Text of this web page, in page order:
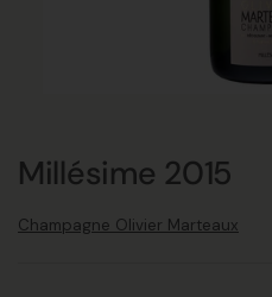
Millésime 2015
Champagne Olivier Marteaux